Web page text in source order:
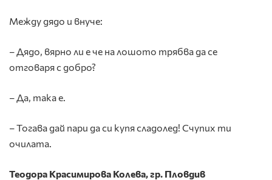
Между дядо и внуче:
– Дядо, вярно ли е че на лошото трябва да се
отговаря с добро?
– Да, така е.
– Тогава дай пари да си купя сладолед! Счупих ти
очилата.
Теодора Красимирова Колева, гр. Пловдив